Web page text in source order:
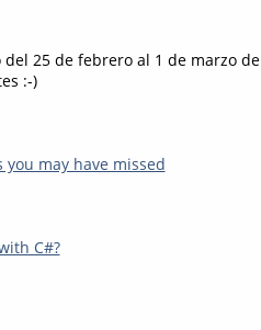
25 de febrero al 1 de marzo de
:-)
may have missed
C#?